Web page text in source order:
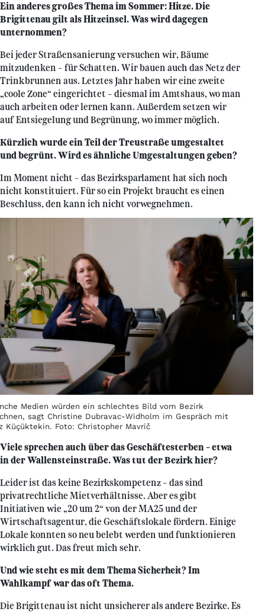
Ein anderes großes Thema im Sommer: Hitze. Die
Brigittenau gilt als Hitzeinsel. Was wird dagegen
unternommen?
Bei jeder Straßensanierung versuchen wir, Bäume
mitzudenken – für Schatten. Wir bauen auch das Netz der
Trinkbrunnen aus. Letztes Jahr haben wir eine zweite
„coole Zone“ eingerichtet – diesmal im Amtshaus, wo man
auch arbeiten oder lernen kann. Außerdem setzen wir
auf Entsiegelung und Begrünung, wo immer möglich.
Kürzlich wurde ein Teil der Treustraße umgestaltet
und begrünt. Wird es ähnliche Umgestaltungen geben?
Im Moment nicht – das Bezirksparlament hat sich noch
nicht konstituiert. Für so ein Projekt braucht es einen
Beschluss, den kann ich nicht vorwegnehmen.
Medien würden ein schlechtes Bild vom Bezirk
sagt Christine Dubravac-Widholm im Gespräch mit
Küçüktekin. Foto: Christopher Mavrič
Viele sprechen auch über das Geschäftesterben – etwa
in der Wallensteinstraße. Was tut der Bezirk hier?
Leider ist das keine Bezirkskompetenz – das sind
privatrechtliche Mietverhältnisse. Aber es gibt
Initiativen wie „20 um 2“ von der MA25 und der
Wirtschaftsagentur, die Geschäftslokale fördern. Einige
Lokale konnten so neu belebt werden und funktionieren
wirklich gut. Das freut mich sehr.
Und wie steht es mit dem Thema Sicherheit? Im
Wahlkampf war das oft Thema.
Die Brigittenau ist nicht unsicherer als andere Bezirke. Es